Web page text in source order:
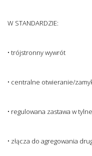
W STANDARDZIE:
• trójstronny wywrót
• centralne otwieranie/
• regulowana zastawa w
• złącza do agregowania